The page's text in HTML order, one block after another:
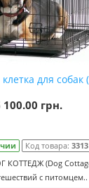
для собак
100.00 грн.
Код товара: 3313
КОТТЕДЖ (Dog
с питомцем..